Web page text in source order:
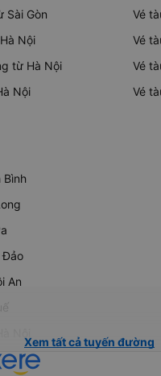
Sài Gòn
Nội
từ Hà Nội
Nội
Vé
Vé
Vé
Vé
Bình
Đảo
An
Xem tất cả tuyến đường